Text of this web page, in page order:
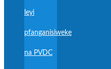
leyi
pfanganisiweke
na PVDC